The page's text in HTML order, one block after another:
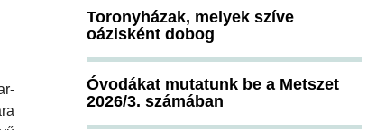
Toronyházak, melyek szíve
oázisként dobog
Óvodákat mutatunk be a Metszet
2026/3. számában